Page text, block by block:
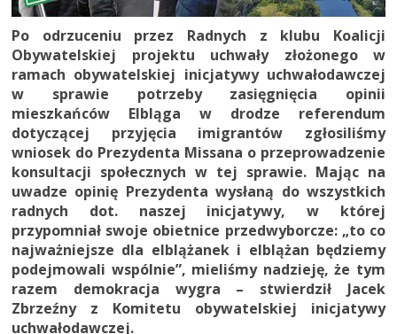
Po odrzuceniu przez Radnych z klubu Koalicji
Obywatelskiej projektu uchwały złożonego w
ramach obywatelskiej inicjatywy uchwałodawczej
w sprawie potrzeby zasięgnięcia opinii
mieszkańców Elbląga w drodze referendum
dotyczącej przyjęcia imigrantów zgłosiliśmy
wniosek do Prezydenta Missana o przeprowadzenie
konsultacji społecznych w tej sprawie. Mając na
uwadze opinię Prezydenta wysłaną do wszystkich
radnych dot. naszej inicjatywy, w której
przypomniał swoje obietnice przedwyborcze: „to co
najważniejsze dla elblążanek i elblążan będziemy
podejmowali wspólnie”, mieliśmy nadzieję, że tym
razem demokracja wygra – stwierdził Jacek
Zbrzeźny z Komitetu obywatelskiej inicjatywy
uchwałodawczej.